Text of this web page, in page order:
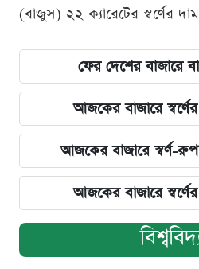
(বাজুস) ২২ ক্যারেটের স্বর্ণের
ফের দেশের বাজারে
আজকের বাজারে
আজকের বাজারে স্বর্ণ-
আজকের বাজারে